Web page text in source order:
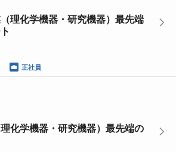
（理化学機器・研究機器）最先端
正社員
理化学機器・研究機器）最先端の